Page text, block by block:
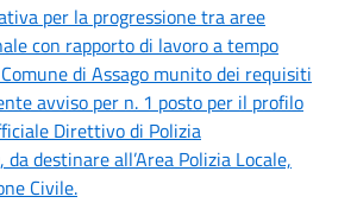
per la progressione tra aree
con rapporto di lavoro a tempo
di Assago munito dei requisiti
avviso per n. 1 posto per il profilo
Direttivo di Polizia
da destinare all’Area Polizia Locale,
Civile.